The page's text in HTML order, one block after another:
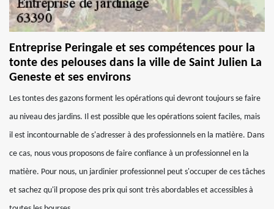
Entreprise Peringale et ses compétences pour la
tonte des pelouses dans la ville de Saint Julien La
Geneste et ses environs
Les tontes des gazons forment les opérations qui devront toujours se faire
au niveau des jardins. Il est possible que les opérations soient faciles, mais
il est incontournable de s'adresser à des professionnels en la matière. Dans
ce cas, nous vous proposons de faire confiance à un professionnel en la
matière. Pour nous, un jardinier professionnel peut s'occuper de ces tâches
et sachez qu'il propose des prix qui sont très abordables et accessibles à